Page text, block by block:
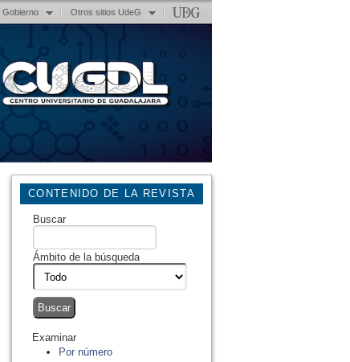
Gobierno Otros sitios UdeG
CONTENIDO DE LA REVISTA
Buscar
Ámbito de la búsqueda
Examinar
Por número